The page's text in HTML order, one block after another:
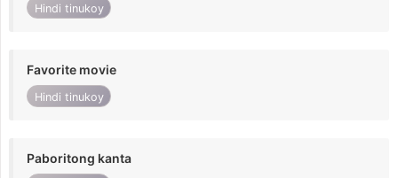
Hindi tinukoy
Favorite movie
Hindi tinukoy
Paboritong kanta